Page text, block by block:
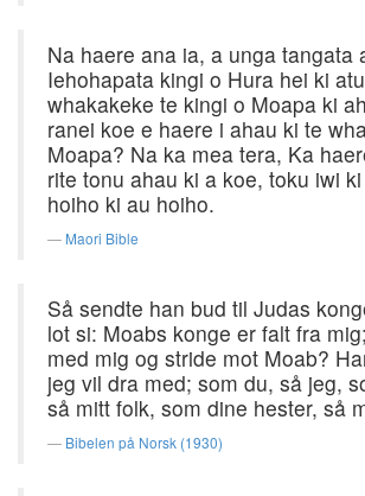
Na haere ana ia, a unga tangata
Iehohapata kingi o Hura hei ki
whakakeke te kingi o Moapa ki
ranei koe e haere i ahau ki te
Moapa? Na ka mea tera, Ka
rite tonu ahau ki a koe, toku iwi
hoiho ki au hoiho.
Maori Bible
Så sendte han bud til Judas
lot si: Moabs konge er falt fra
med mig og stride mot Moab?
jeg vil dra med; som du, så jeg,
så mitt folk, som dine hester, så
Bibelen på Norsk (1930)